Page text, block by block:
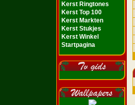
Kerst Ringtones
Kerst Top 100
Kerst Markten
Kerst Stukjes
Kerst Winkel
Startpagina